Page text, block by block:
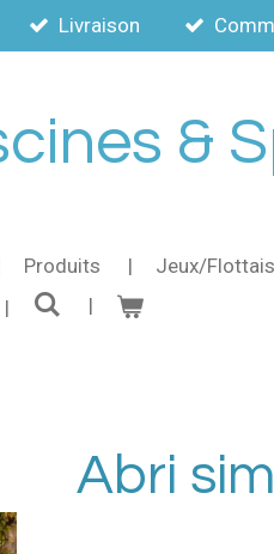
Livraison
&
Produits Jeux/
Abri